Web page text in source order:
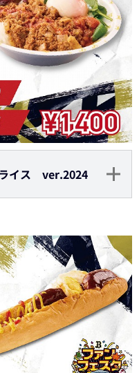
イス ver.2024